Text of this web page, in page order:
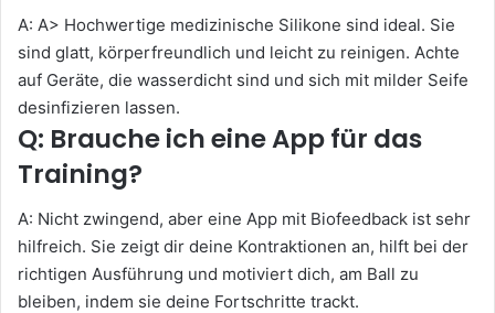
A: A> Hochwertige medizinische Silikone sind ideal. Sie
sind glatt, körperfreundlich und leicht zu reinigen. Achte
auf Geräte, die wasserdicht sind und sich mit milder Seife
desinfizieren lassen.
Q: Brauche ich eine App für das
Training?
A: Nicht zwingend, aber eine App mit Biofeedback ist sehr
hilfreich. Sie zeigt dir deine Kontraktionen an, hilft bei der
richtigen Ausführung und motiviert dich, am Ball zu
bleiben, indem sie deine Fortschritte trackt.